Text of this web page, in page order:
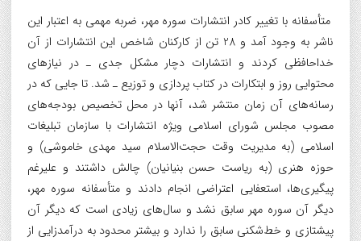
متأسفانه با تغییر کادر انتشارات سوره مهر، ضربه مهمی به اعتبار این
ناشر به وجود آمد و 28 تن از کارکنان شاخص این انتشارات از آن
خداحافظی کردند و انتشارات دچار مشکل جدی ـ در نیازهای
محتوایی روز و ابتکارات در کتاب پردازی و توزیع ـ شد. تا جایی که در
رسانه‌های آن زمان منتشر شد، آنها در محل تخصیص بودجه‌های
مصوب مجلس شورای اسلامی ویژه انتشارات با سازمان تبلیغات
اسلامی (به مدیریت وقت حجت‌الاسلام سید مهدی خاموشی) و
حوزه هنری (به ریاست حسن بنیانیان) چالش داشتند و علیرغم
پیگیری‌ها، استعفایی اعتراضی انجام دادند و متأسفانه سوره مهر،
دیگر آن سوره مهر سابق نشد و سال‌های زیادی است که دیگر آن
پیشتازی و خط‌شکنی سابق را ندارد و بیشتر محدود به درآمدزایی از